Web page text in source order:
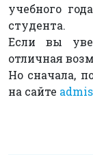
учебного
студента.
Если вы
отличная
Но сначала,
на сайте